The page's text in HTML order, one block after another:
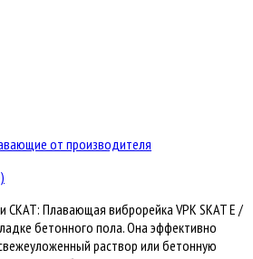
от производителя
СКАТ: Плавающая виброрейка VPK SKAT E /
бетонного пола. Она эффективно
раствор или бетонную